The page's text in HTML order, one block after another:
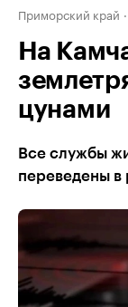
Приморский край
На
цунами
Все службы
переведены в